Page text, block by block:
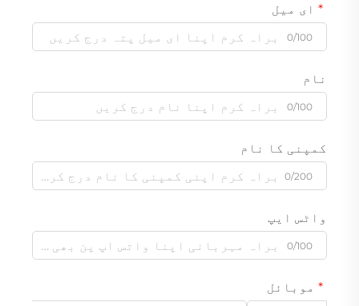
ای میل
0/100
نام
0/100
کمپنی کا نام
0/200
واٹس ایپ
0/100
موبائل